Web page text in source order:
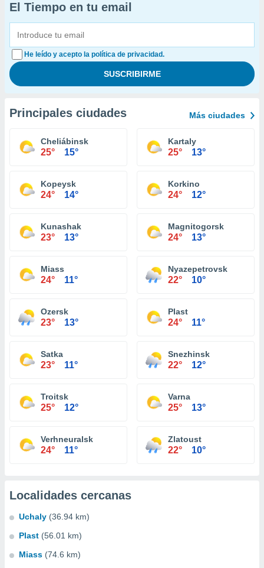
El Tiempo en tu email
He leído y acepto la política de privacidad.
Principales ciudades Más ciudades
Cheliábinsk
25° 15°
Kartaly
25° 13°
Kopeysk
24° 14°
Korkino
24° 12°
Kunashak
23° 13°
Magnitogorsk
24° 13°
Miass
24° 11°
Nyazepetrovsk
22° 10°
Ozersk
23° 13°
Plast
24° 11°
Satka
23° 11°
Snezhinsk
22° 12°
Troitsk
25° 12°
Varna
25° 13°
Verhneuralsk
24° 11°
Zlatoust
22° 10°
Localidades cercanas
Uchaly (36.94 km)
Plast (56.01 km)
Miass (74.6 km)